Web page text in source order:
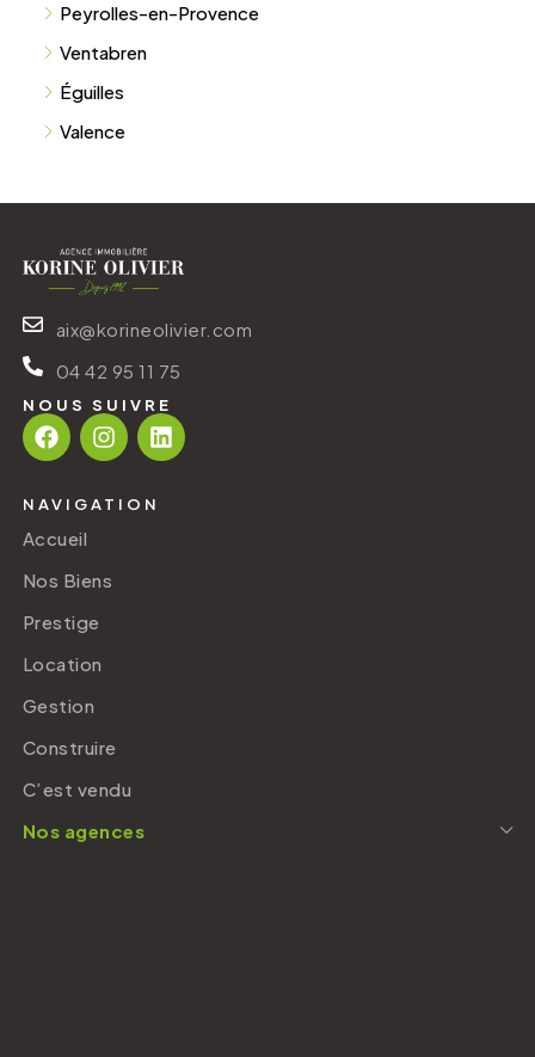
Peyrolles-en-Provence
Ventabren
Éguilles
Valence
aix@korineolivier.com
04 42 95 11 75
NOUS SUIVRE
NAVIGATION
Accueil
Nos Biens
Prestige
Location
Gestion
Construire
C’est vendu
Nos agences